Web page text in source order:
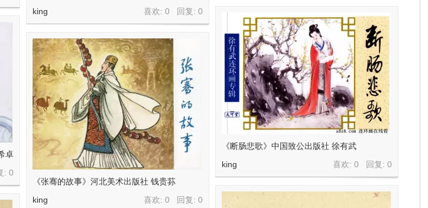
喜欢: 0 回复:0
king
《断肠悲歌》中国致公出版社 徐有武
喜欢: 0 回复:0
king
卓
:0
《张骞的故事》河北美术出版社 钱贵荪
喜欢: 0 回复:0
king